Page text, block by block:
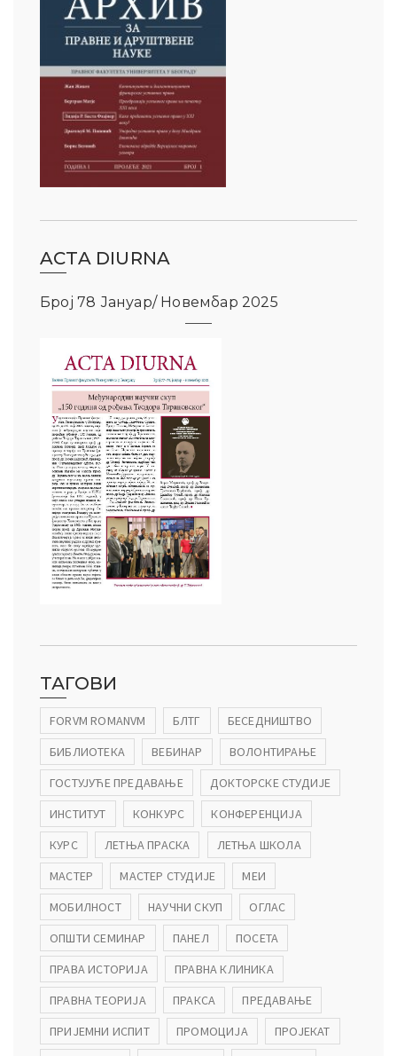
ACTA DIURNA
Број 78 Јануар/ Новембар 2025
ТАГОВИ
FORVM ROMANVM БЛТГ
БЕСЕДНИШТВО
БИБЛИОТЕКА
ВЕБИНАР
ВОЛОНТИРАЊЕ
ГОСТУЈУЋЕ ПРЕДАВАЊЕ
ДОКТОРСКЕ СТУДИЈЕ
ИНСТИТУТ
КОНКУРС
КОНФЕРЕНЦИЈА
КУРС
ЛЕТЊА ПРАСКА
ЛЕТЊА ШКОЛА
МАСТЕР
МАСТЕР СТУДИЈЕ
МЕИ
МОБИЛНОСТ
НАУЧНИ СКУП
ОГЛАС
ОПШТИ СЕМИНАР
ПАНЕЛ
ПОСЕТА
ПРАВА ИСТОРИЈА
ПРАВНА КЛИНИКА
ПРАВНА ТЕОРИЈА
ПРАКСА
ПРЕДАВАЊЕ
ПРИЈЕМНИ ИСПИТ
ПРОМОЦИЈА
ПРОЈЕКАТ